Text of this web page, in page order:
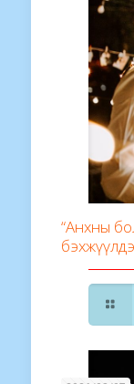
“Анхны